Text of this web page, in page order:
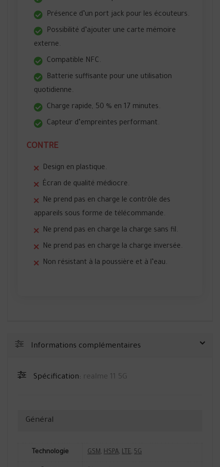
Présence d’un port jack pour les écouteurs.
Possibilité d’ajouter une carte mémoire
externe.
Compatible NFC.
Batterie suffisante pour une utilisation
quotidienne.
Charge rapide, 50 % en 17 minutes.
Capteur d’empreintes performant.
CONTRE
Design en plastique.
Écran de qualité médiocre.
Ne prend pas en charge le contrôle des
appareils sous forme de télécommande.
Ne prend pas en charge la charge sans fil.
Ne prend pas en charge la charge inversée.
Non résistant à la poussière et à l’eau.
Informations complémentaires
Spécification: realme 11 5G
Général
Technologie GSM, HSPA, LTE, 5G